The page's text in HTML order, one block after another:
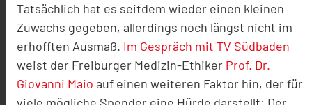
Tatsächlich hat es seitdem wieder einen kleinen
Zuwachs gegeben, allerdings noch längst nicht im
erhofften Ausmaß. Im Gespräch mit TV Südbaden
weist der Freiburger Medizin-Ethiker Prof. Dr.
Giovanni Maio auf einen weiteren Faktor hin, der für